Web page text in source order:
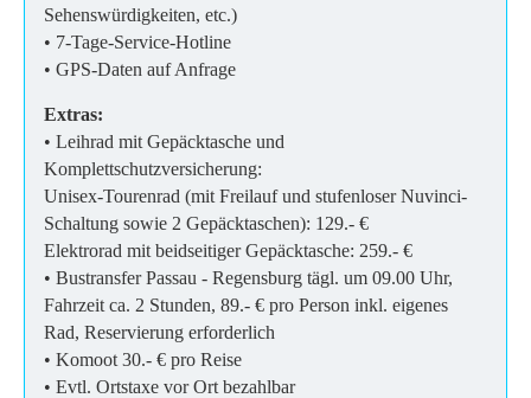
Sehenswürdigkeiten, etc.)
• 7-Tage-Service-Hotline
• GPS-Daten auf Anfrage
Extras:
• Leihrad mit Gepäcktasche und
Komplettschutzversicherung:
Unisex-Tourenrad (mit Freilauf und stufenloser Nuvinci-
Schaltung sowie 2 Gepäcktaschen): 129.- €
Elektrorad mit beidseitiger Gepäcktasche: 259.- €
• Bustransfer Passau - Regensburg tägl. um 09.00 Uhr,
Fahrzeit ca. 2 Stunden, 89.- € pro Person inkl. eigenes
Rad, Reservierung erforderlich
• Komoot 30.- € pro Reise
• Evtl. Ortstaxe vor Ort bezahlbar